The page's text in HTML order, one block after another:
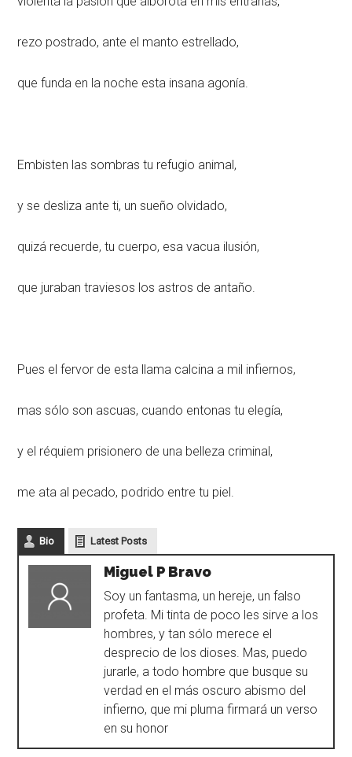
rezo postrado, ante el manto estrellado,
que funda en la noche esta insana agonía.
Embisten las sombras tu refugio animal,
y se desliza ante ti, un sueño olvidado,
quizá recuerde, tu cuerpo, esa vacua ilusión,
que juraban traviesos los astros de antaño.
Pues el fervor de esta llama calcina a mil infiernos,
mas sólo son ascuas, cuando entonas tu elegía,
y el réquiem prisionero de una belleza criminal,
me ata al pecado, podrido entre tu piel.
Bio Latest Posts
Miguel P Bravo
Soy un fantasma, un hereje, un falso
profeta. Mi tinta de poco les sirve a los
hombres, y tan sólo merece el
desprecio de los dioses. Mas, puedo
jurarle, a todo hombre que busque su
verdad en el más oscuro abismo del
infierno, que mi pluma firmará un verso
en su honor